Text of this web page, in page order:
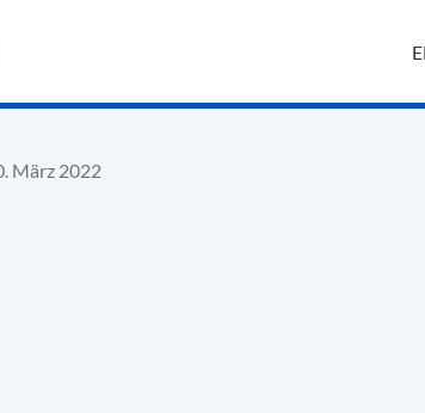
März 2022